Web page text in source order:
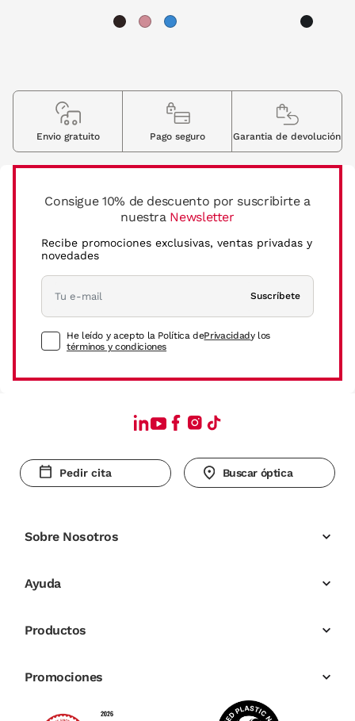
Consigue 10% de descuento por suscribirte a
nuestra Newsletter
Recibe promociones exclusivas, ventas privadas y
novedades
Suscríbete
He leído y acepto la Política dePrivacidady los
términos y condiciones
Envio gratuito Pago seguro Garantia de devolución
Pedir cita Buscar óptica
Sobre Nosotros
Ayuda
Productos
Promociones